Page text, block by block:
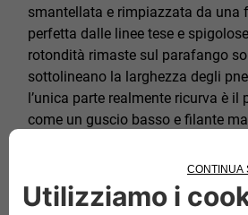
smantellata e rimpiazzata da una
perfetta dalle linee tese e
rotondità rimaste sul parafango
sottolineano la larghezza degli
l’unica parte realmente ricurva è il
come un guscio basso e filante
delle fiancate. Ineguagliabile la
8 cilindri a V da 1995 cc in grado di
comandato da un cambio a 6